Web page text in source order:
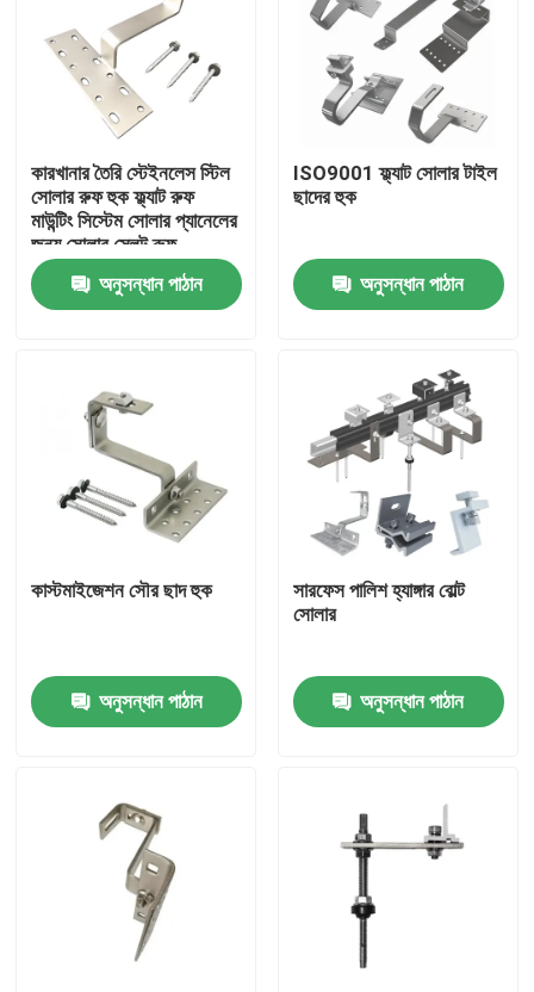
বাড়ি
আমাদের সম্পর্কে
কারখানা ভ্রমণ
মান নিয়ন্ত্রণ
উদ্ধৃতির জন্য আবেদন
সোলার প্যানেল মাউন্টিং সিস্টেম
কারখানার তৈরি স্টেইনলেস স্টিল
সোলার রুফ হুক ফ্ল্যাট রুফ
মাউন্টিং সিস্টেম সোলার প্যানেলের
জন্য সোলার স্লেট রুফ
অনুসন্ধান পাঠান
ISO9001 ফ্ল্যাট সোলার টাইল
ছাদের হুক
অনুসন্ধান পাঠান
কাস্টমাইজেশন সৌর ছাদ হুক
অনুসন্ধান পাঠান
সারফেস পালিশ হ্যাঙ্গার বোল্ট
সোলার
অনুসন্ধান পাঠান